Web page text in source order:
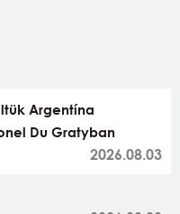
Argentína
Du Gratyban
2026.08.03